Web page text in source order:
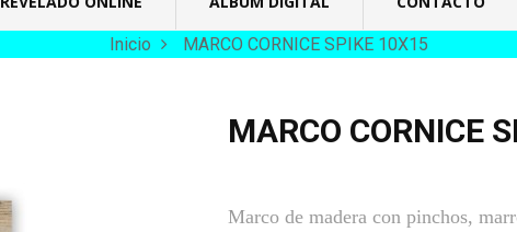
Inicio MARCO CORNICE SPIKE 10X15
MARCO CORNICE
Marco de madera con pinchos,